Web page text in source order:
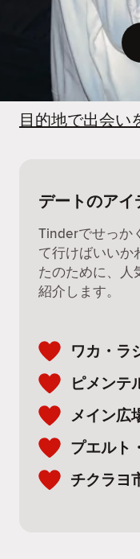
目的地で出会い
デートのア
Tinderでせっか
て行けばいいか
たのために、人
紹介します。
ワカ・ラ
ピメンテ
メイン広
プエルト
チクラヨ